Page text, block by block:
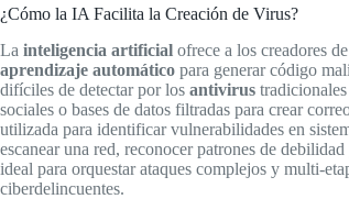
¿Cómo la IA Facilita la Creación de Virus?
La inteligencia artificial ofrece a los creadores de
aprendizaje automático para generar código
difíciles de detectar por los antivirus
sociales o bases de datos filtradas para crear
utilizada para identificar vulnerabilidades en
escanear una red, reconocer patrones de
ideal para orquestar ataques complejos y multi-
ciberdelincuentes.